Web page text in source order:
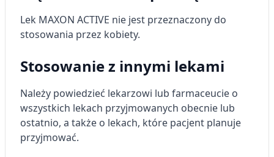
Lek MAXON ACTIVE nie jest przeznaczony do
stosowania przez kobiety.
Stosowanie z innymi lekami
Należy powiedzieć lekarzowi lub farmaceucie o
wszystkich lekach przyjmowanych obecnie lub
ostatnio, a także o lekach, które pacjent planuje
przyjmować.